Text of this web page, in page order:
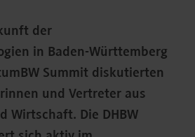
der
in Baden-Württemberg
Summit diskutierten
und Vertreter aus
Wirtschaft. Die DHBW